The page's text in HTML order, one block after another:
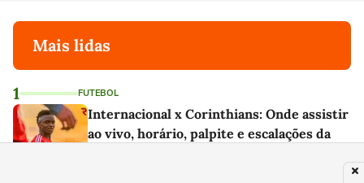
Mais lidas
1 FUTEBOL
Internacional x Corinthians: Onde assistir
ao vivo, horário, palpite e escalações da